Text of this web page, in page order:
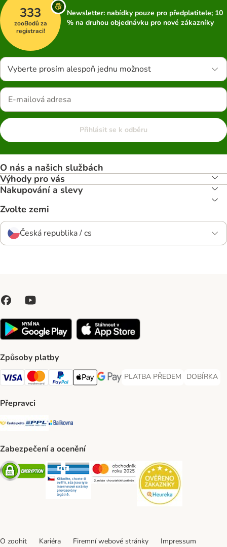
333
zooBodů za
registraci!
Newsletter: nabídky pouze pro předplatitele; 10
% na druhou objednávku pro nové zákazníky
Vyberte prosím alespoň jednu možnost
Přihlásit se k odběru
O nás a našich službách
Výhody pro vás
Nakupování a slevy
Zvolte zemi
Česká republika / cs
Způsoby platby
Visa Payment Method
Mastercard Payment Method
PayPal Payment Method
Apple pay Payment Method
GooglePay Payment Method
PLATBA PŘEDEM
PLATBA PŘEDEM Payment
DOBÍRKA
DOBÍRKA
Přepravci
Česká pošta Shipping Method
PPL Shipping Method
Balíkovna Shipping Method
Zabezpečení a ocenění
Security Security Security
O zoohit Kariéra Firemní webové stránky Impressum